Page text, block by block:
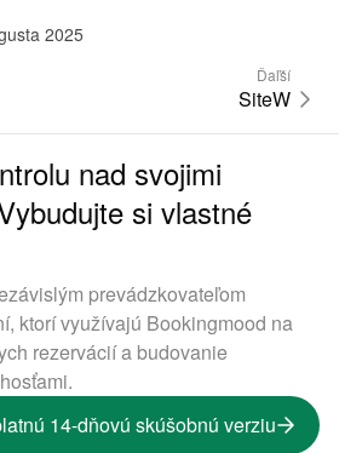
2025
Ďaľší
SiteW
nad svojimi
si vlastné
prevádzkovateľom
ktorí využívajú Bookingmood na
rezervácií a budovanie
14-dňovú skúšobnú verziu